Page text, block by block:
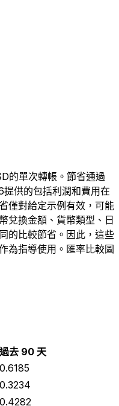
的單次轉帳。節省通過
供的包括利潤和費用在
僅對給定示例有效，可能
兌換金額、貨幣類型、日
的比較節省。因此，這些
為指導使用。匯率比較圖
過去 90 天
0.6185
0.3234
0.4282